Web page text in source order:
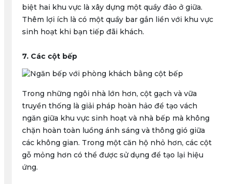
biệt hai khu vực là xây dựng một quầy đảo ở giữa.
Thêm lợi ích là có một quầy bar gắn liền với khu vực
sinh hoạt khi bạn tiếp đãi khách.
7. Các cột bếp
Trong những ngôi nhà lớn hơn, cột gạch và vữa
truyền thống là giải pháp hoàn hảo để tạo vách
ngăn giữa khu vực sinh hoạt và nhà bếp mà không
chặn hoàn toàn luồng ánh sáng và thông gió giữa
các không gian. Trong một căn hộ nhỏ hơn, các cột
gỗ mỏng hơn có thể được sử dụng để tạo lại hiệu
ứng.